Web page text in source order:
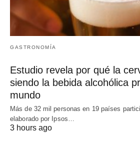
GASTRONOMÍA
Estudio revela por qué la
siendo la bebida alcohólica
mundo
Más de 32 mil personas en 19 países
elaborado por Ipsos…
3 hours ago